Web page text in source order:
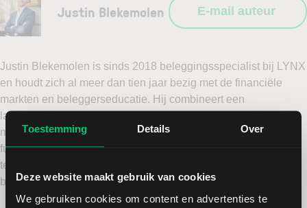
Toestemming Details Over
Deze website maakt gebruik van cookies
We gebruiken cookies om content en advertenties te
Justin Blekemolen E-mail auteur
Justin Blekemolen is sinds 2018 beleggingsspecialist bij LYNX
en houdt zich al meer dan tien jaar bezig met de financiële
markten en beleggerseducatie. Hij combineert een
langetermijnvisie op beleggen met actieve handel wanneer de
marktomstandigheden daarom vragen. Daarbij vormen
fundamentele ontwikkelingen, risicomanagement en
technische analyse samen de basis van zijn
beleggingsbeslissingen.